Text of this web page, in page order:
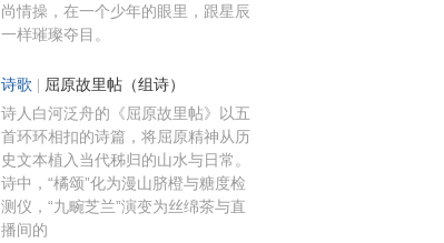
尚情操，在一个少年的眼里，跟星辰
一样璀璨夺目。
诗歌 屈原故里帖（组诗）
诗人白河泛舟的《屈原故里帖》以五
首环环相扣的诗篇，将屈原精神从历
史文本植入当代秭归的山水与日常。
诗中，“橘颂”化为漫山脐橙与糖度检
测仪，“九畹芝兰”演变为丝绵茶与直
播间的